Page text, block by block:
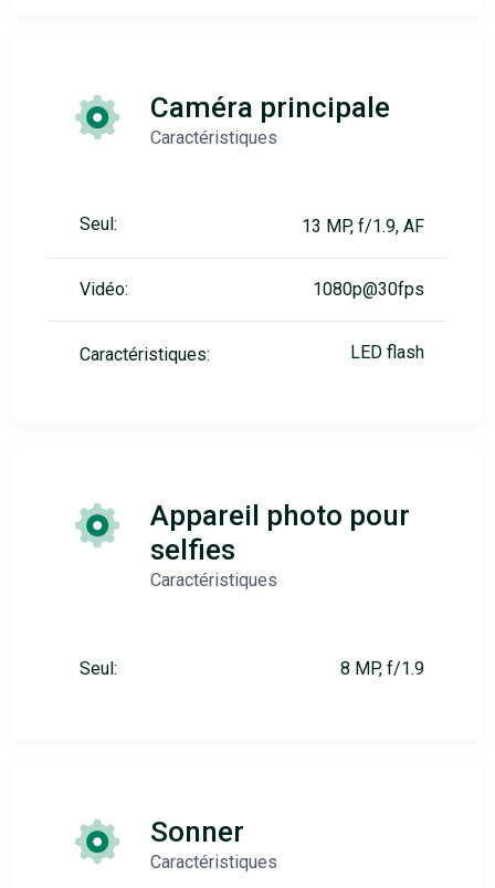
Caméra principale
Caractéristiques
Seul: 13 MP, f/1.9, AF
Vidéo: 1080p@30fps
Caractéristiques: LED flash
Appareil photo pour
selfies
Caractéristiques
Seul: 8 MP, f/1.9
Sonner
Caractéristiques